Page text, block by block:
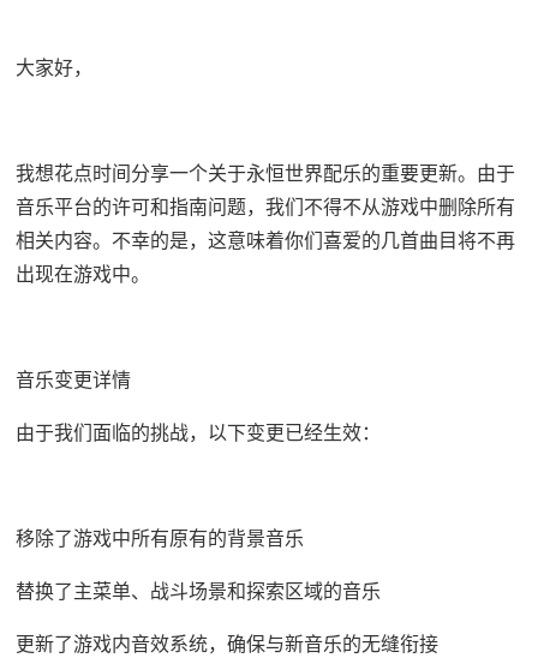
大家好，
我想花点时间分享一个关于永恒世界配乐的重要更新。由于
音乐平台的许可和指南问题，我们不得不从游戏中删除所有
相关内容。不幸的是，这意味着你们喜爱的几首曲目将不再
出现在游戏中。
音乐变更详情
由于我们面临的挑战，以下变更已经生效：
移除了游戏中所有原有的背景音乐
替换了主菜单、战斗场景和探索区域的音乐
更新了游戏内音效系统，确保与新音乐的无缝衔接